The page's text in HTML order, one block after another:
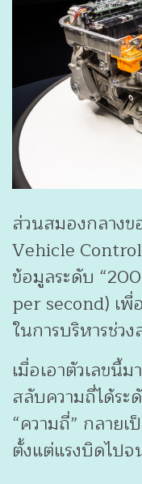
ส่วนสมองกลางข
Vehicle
ข้อมูลระดับ
per second) เ
ในการบริหารช่วง
เมื่อเอาตัวเลขนี้
สลับความถี่ได้ระ
“ความถี่” กลาย
ตั้งแต่แรงบิดไปจ